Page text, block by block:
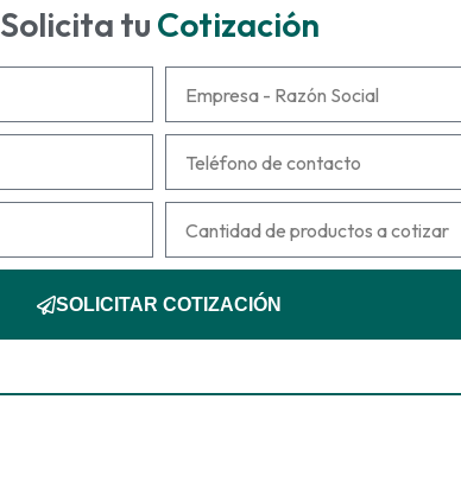
Solicita tu Cotización
SOLICITAR COTIZACIÓN